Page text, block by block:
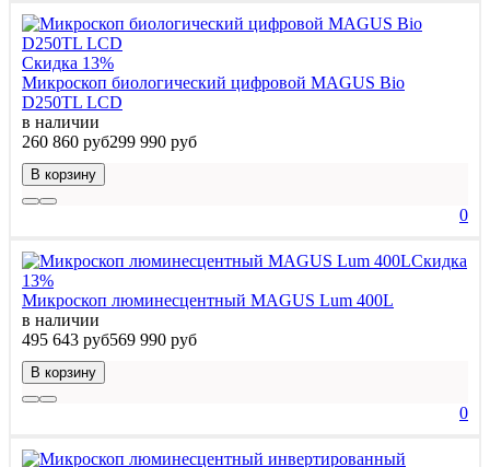
Скидка 13%
Микроскоп биологический цифровой MAGUS Bio
D250TL LCD
в наличии
260 860 руб299 990 руб
В корзину
0
Скидка
13%
Микроскоп люминесцентный MAGUS Lum 400L
в наличии
495 643 руб569 990 руб
В корзину
0